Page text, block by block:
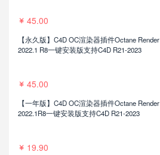
45.00
【永久版】C4D OC渲染器插件Octane Render
2022.1 R8一键安装版支持C4D R21-2023
45.00
【一年版】C4D OC渲染器插件Octane Render
2022.1R8一键安装版支持C4D R21-2023
19.90